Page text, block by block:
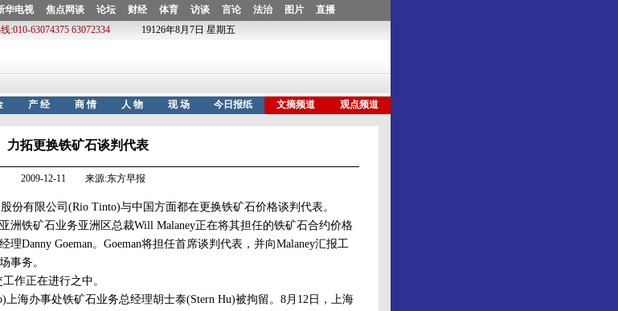
力拓更换铁矿石谈判代表
2009-12-11 来源:东方早报
份有限公司(Rio Tinto)与中国方面都在更换铁矿石价格谈判代表。
铁矿石业务亚洲区总裁Will Malaney正在将其担任的铁矿石合约价格
Danny Goeman。Goeman将担任首席谈判代表，并向Malaney汇报工
事务。
作正在进行之中。
办事处铁矿石业务总经理胡士泰(Stern Hu)被拘留。8月12日，上海